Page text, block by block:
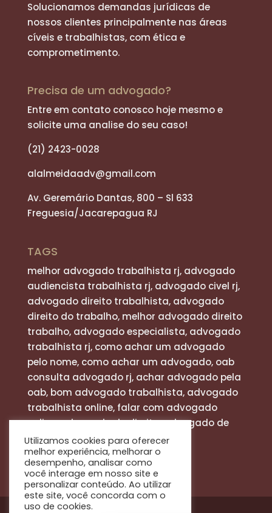
Solucionamos demandas jurídicas de
nossos clientes principalmente nas áreas
cíveis e trabalhistas, com ética e
comprometimento.
Precisa de um advogado?
Entre em contato conosco hoje mesmo e
solicite uma analise do seu caso!
(21) 2423-0028
alalmeidaadv@gmail.com
Av. Geremário Dantas, 800 – Sl 633
Freguesia/Jacarepagua RJ
TAGS
melhor advogado trabalhista rj, advogado
audiencista trabalhista rj, advogado civel rj,
advogado direito trabalhista, advogado
direito do trabalho, melhor advogado direito
trabalho, advogado especialista, advogado
trabalhista rj, como achar um advogado
pelo nome, como achar um advogado, oab
consulta advogado rj, achar advogado pela
oab, bom advogado trabalhista, advogado
trabalhista online, falar com advogado
online, advogado de direito, advogado de
defesa
Utilizamos cookies para oferecer
melhor experiência, melhorar o
desempenho, analisar como
você interage em nosso site e
personalizar conteúdo. Ao utilizar
este site, você concorda com o
uso de cookies.